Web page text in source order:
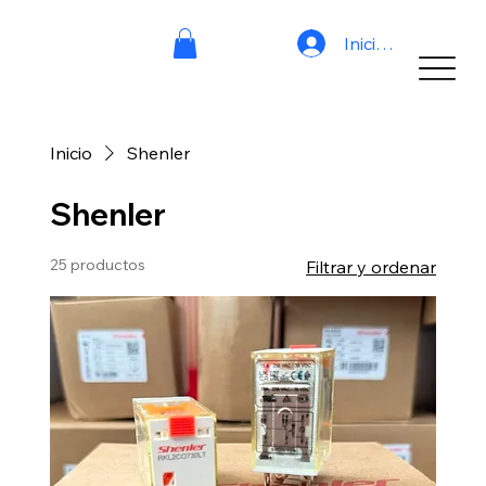
Iniciar sesión
Inicio Shenler
Shenler
25 productos Filtrar y ordenar